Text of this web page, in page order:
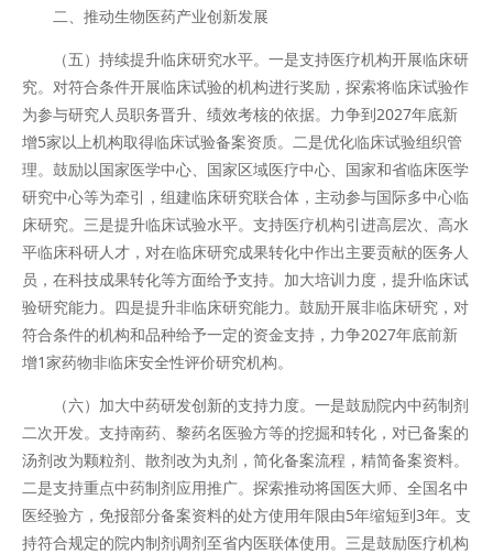
二、推动生物医药产业创新发展
（五）持续提升临床研究水平。一是支持医疗机构开展临床研
究。对符合条件开展临床试验的机构进行奖励，探索将临床试验作
为参与研究人员职务晋升、绩效考核的依据。力争到2027年底新
增5家以上机构取得临床试验备案资质。二是优化临床试验组织管
理。鼓励以国家医学中心、国家区域医疗中心、国家和省临床医学
研究中心等为牵引，组建临床研究联合体，主动参与国际多中心临
床研究。三是提升临床试验水平。支持医疗机构引进高层次、高水
平临床科研人才，对在临床研究成果转化中作出主要贡献的医务人
员，在科技成果转化等方面给予支持。加大培训力度，提升临床试
验研究能力。四是提升非临床研究能力。鼓励开展非临床研究，对
符合条件的机构和品种给予一定的资金支持，力争2027年底前新
增1家药物非临床安全性评价研究机构。
（六）加大中药研发创新的支持力度。一是鼓励院内中药制剂
二次开发。支持南药、黎药名医验方等的挖掘和转化，对已备案的
汤剂改为颗粒剂、散剂改为丸剂，简化备案流程，精简备案资料。
二是支持重点中药制剂应用推广。探索推动将国医大师、全国名中
医经验方，免报部分备案资料的处方使用年限由5年缩短到3年。支
持符合规定的院内制剂调剂至省内医联体使用。三是鼓励医疗机构